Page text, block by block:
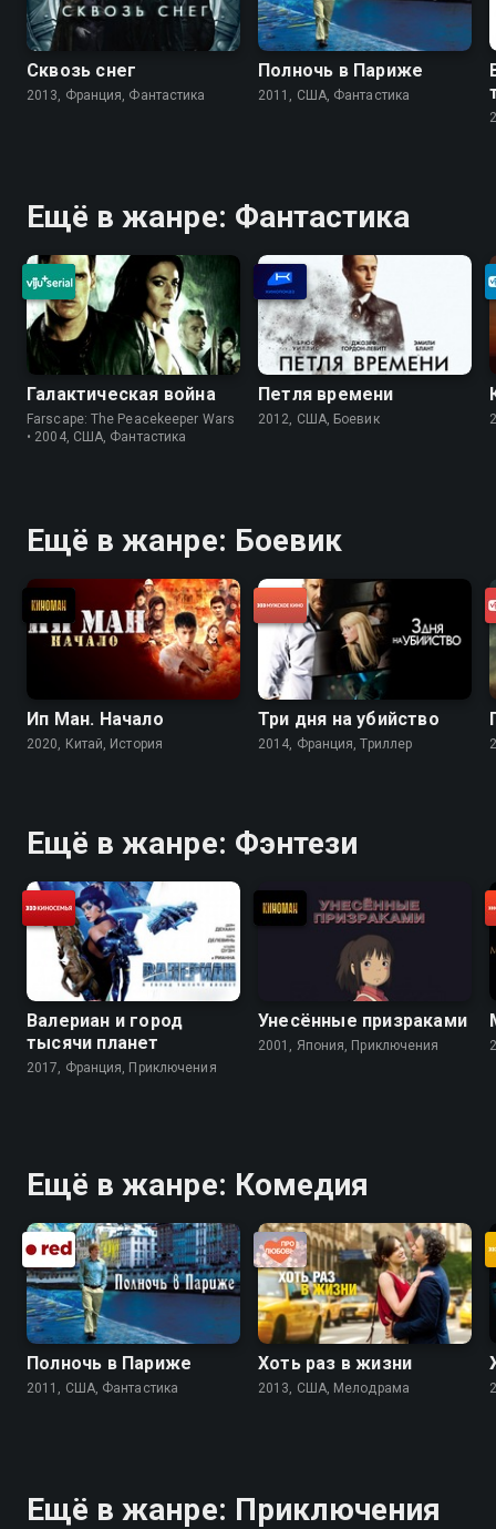
Сквозь снег
2013, Франция, Фантастика
Полночь в Париже
2011, США, Фантастика
Ещё в жанре: Фантастика
Галактическая война
Farscape: The Peacekeeper Wars
• 2004, США, Фантастика
Петля времени
2012, США, Боевик
Ещё в жанре: Боевик
Ип Ман. Начало
2020, Китай, История
Три дня на убийство
2014, Франция, Триллер
Ещё в жанре: Фэнтези
Валериан и город
тысячи планет
2017, Франция, Приключения
Унесённые призраками
2001, Япония, Приключения
Ещё в жанре: Комедия
Полночь в Париже
2011, США, Фантастика
Хоть раз в жизни
2013, США, Мелодрама
Ещё в жанре: Приключения